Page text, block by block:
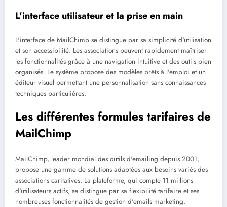
L'interface utilisateur et la prise en main
L'interface de MailChimp se distingue par sa simplicité d'utilisation
et son accessibilité. Les associations peuvent rapidement maîtriser
les fonctionnalités grâce à une navigation intuitive et des outils bien
organisés. Le système propose des modèles prêts à l'emploi et un
éditeur visuel permettant une personnalisation sans connaissances
techniques particulières.
Les différentes formules tarifaires de
MailChimp
MailChimp, leader mondial des outils d'emailing depuis 2001,
propose une gamme de solutions adaptées aux besoins variés des
associations caritatives. La plateforme, qui compte 11 millions
d'utilisateurs actifs, se distingue par sa flexibilité tarifaire et ses
nombreuses fonctionnalités de gestion d'emails marketing.